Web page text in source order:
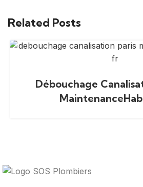
Related Posts
Débouchage